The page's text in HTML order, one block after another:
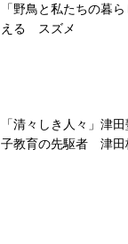
「野鳥と私たちの暮
える スズメ
「清々しき人々」津
子教育の先駆者 津田